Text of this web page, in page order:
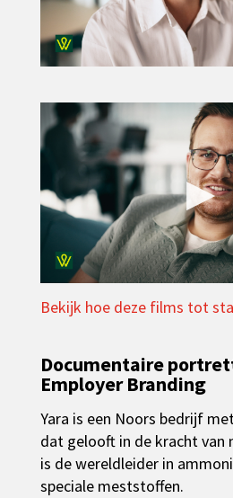
▶
Bekijk hoe deze films tot
Documentaire
Employer Branding
Yara is een Noors bedrijf
dat gelooft in de kracht van
is de wereldleider in
speciale meststoffen.